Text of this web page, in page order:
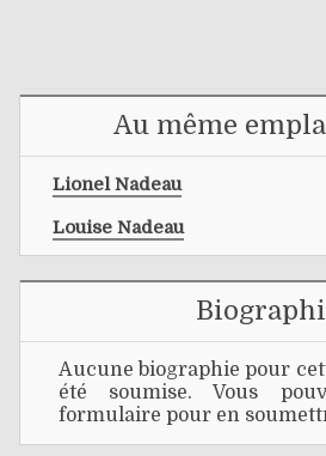
Au même
Lionel Nadeau
Louise Nadeau
Aucune biographie pour
été soumise. Vous
formulaire pour en